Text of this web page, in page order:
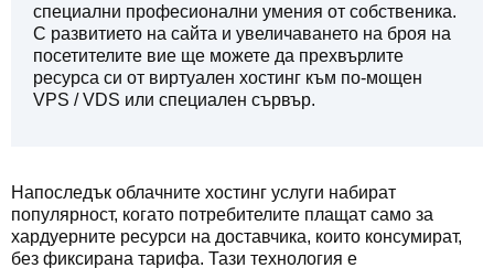
специални професионални умения от собственика.
С развитието на сайта и увеличаването на броя на
посетителите вие ​​ще можете да прехвърлите
ресурса си от виртуален хостинг към по-мощен
VPS / VDS или специален сървър.
Напоследък облачните хостинг услуги набират
популярност, когато потребителите плащат само за
хардуерните ресурси на доставчика, които консумират,
без фиксирана тарифа. Тази технология е